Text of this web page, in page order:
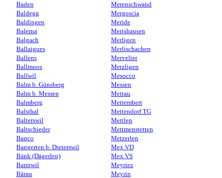
Baden
Baldegg
Baldingen
Balerna
Balgach
Ballaigues
Ballens
Ballmoos
Ballwil
Balm b. Günsberg
Balm b. Messen
Balmberg
Balsthal
Balterswil
Baltschieder
Banco
Bangerten b. Dieterswil
Bänk (Dägerlen)
Bannwil
Bärau
Merenschwand
Mergoscia
Meride
Merishausen
Merligen
Merlischachen
Mervelier
Merzligen
Mesocco
Messen
Mettau
Mettembert
Mettendorf TG
Mettlen
Mettmenstetten
Metzerlen
Mex VD
Mex VS
Meyriez
Meyrin